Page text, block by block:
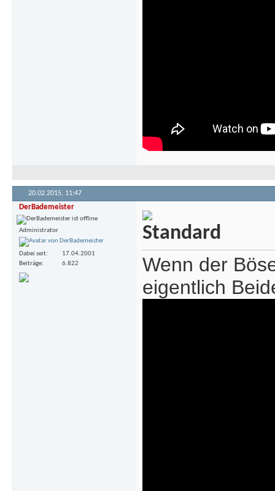
20.02.2015, 11:47
DerBademeister
Administrator
Dabei seit
17.04.2001
Beiträge
6.822
Wenn der
eigentlich